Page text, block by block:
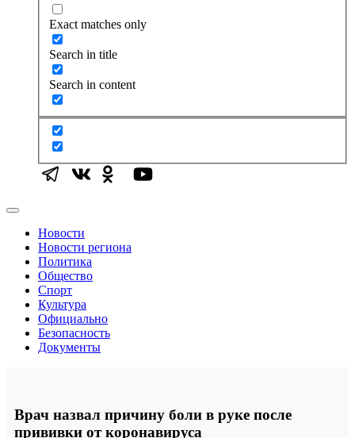
Exact matches only
Search in title
Search in content
Новости
Новости региона
Политика
Общество
Спорт
Культура
Официально
Безопасность
Документы
Врач назвал причину боли в руке после
прививки от коронавируса